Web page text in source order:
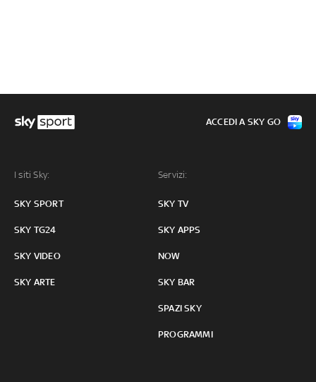
I siti Sky:
SKY SPORT
SKY TG24
SKY VIDEO
SKY ARTE
Servizi:
SKY TV
SKY APPS
NOW
SKY BAR
SPAZI SKY
PROGRAMMI
ACCEDI A SKY GO